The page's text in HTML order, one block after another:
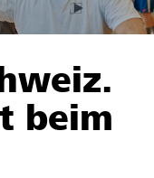
beim